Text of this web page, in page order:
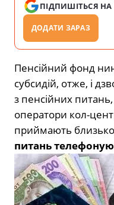
ПІДПИШІТЬСЯ НА
ДОДАТИ ЗАРАЗ
Пенсійний фонд
субсидій, отже, і
з пенсійних
оператори кол-
приймають близько
питань